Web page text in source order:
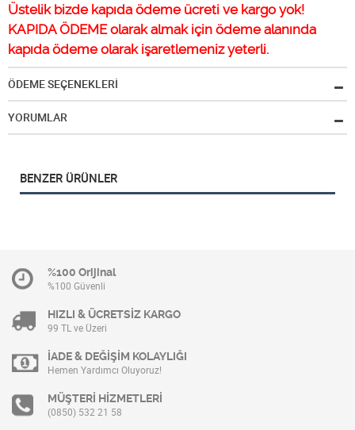
Üstelik bizde kapıda ödeme ücreti ve kargo yok!
KAPIDA ÖDEME olarak almak için ödeme alanında
kapıda ödeme olarak işaretlemeniz yeterli.
ÖDEME SEÇENEKLERİ
YORUMLAR
BENZER ÜRÜNLER
%100 Orijinal
%100 Güvenli
HIZLI & ÜCRETSİZ KARGO
99 TL ve Üzeri
İADE & DEĞİŞİM KOLAYLIĞI
Hemen Yardımcı Oluyoruz!
MÜŞTERİ HİZMETLERİ
(0850) 532 21 58